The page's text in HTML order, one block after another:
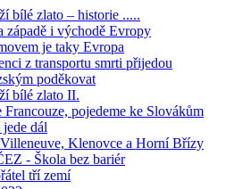
bílé zlato – historie .....
západě i východě Evropy
je taky Evropa
z transportu smrti přijedou
poděkovat
bílé zlato II.
Francouze, pojedeme ke Slovákům
dál
Klenovce a Horní Břízy
- Škola bez bariér
tří zemí